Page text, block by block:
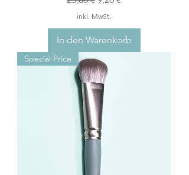
inkl. MwSt.
In den Warenkorb
Special Price